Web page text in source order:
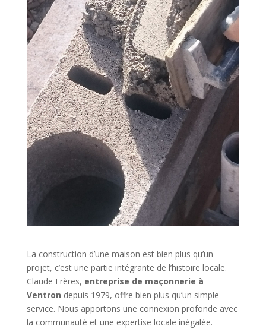
La construction d’une maison est bien plus qu’un
projet, c’est une partie intégrante de l’histoire locale.
Claude Frères, entreprise de maçonnerie à
Ventron depuis 1979, offre bien plus qu’un simple
service. Nous apportons une connexion profonde avec
la communauté et une expertise locale inégalée.